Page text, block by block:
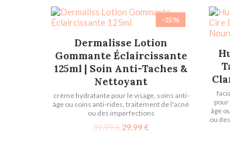
-25%
AJOUTER AU PANIER
Dermalisse Lotion
Gommante Éclaircissante
125ml | Soin Anti-Taches &
Nettoyant
crème hydratante pour le visage, soins anti-
âge ou soins anti-rides,traitement de l'acné
ou des imperfections
39.99€ 29.99€
âge
ou